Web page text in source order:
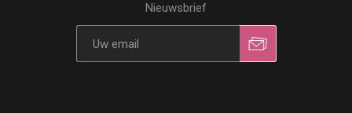
Nieuwsbrief